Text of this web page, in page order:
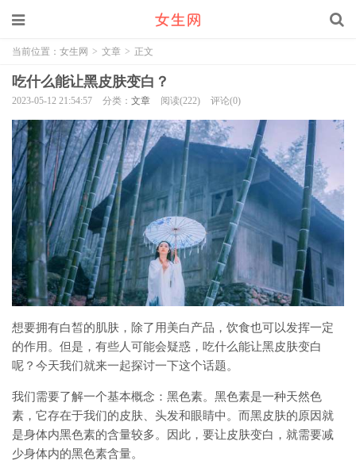
当前位置： 女生网 > 文章 > 正文
吃什么能让黑皮肤变白？
2023-05-12 21:54:57 分类： 文章 阅读(222) 评论(0)
想要拥有白皙的肌肤，除了用美白产品，饮食也可以发挥一定
的作用。但是，有些人可能会疑惑，吃什么能让黑皮肤变白
呢？今天我们就来一起探讨一下这个话题。
我们需要了解一个基本概念：黑色素。黑色素是一种天然色
素，它存在于我们的皮肤、头发和眼睛中。而黑皮肤的原因就
是身体内黑色素的含量较多。因此，要让皮肤变白，就需要减
少身体内的黑色素含量。